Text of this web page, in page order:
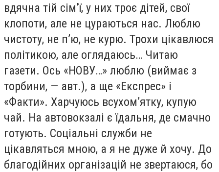
вдячна тій сім’ї, у них троє дітей, свої
клопоти, але не цураються нас. Люблю
чистоту, не п’ю, не курю. Трохи цікавлюся
політикою, але оглядаюсь… Читаю
газети. Ось «НОВУ…» люблю (виймає з
торбини, — авт.), а ще «Експрес» і
«Факти». Харчуюсь всухом’ятку, купую
чай. На автовокзалі є їдальня, де смачно
готують. Соціальні служби не
цікавляться мною, а я не дуже й хочу. До
благодійних організацій не звертаюся, бо